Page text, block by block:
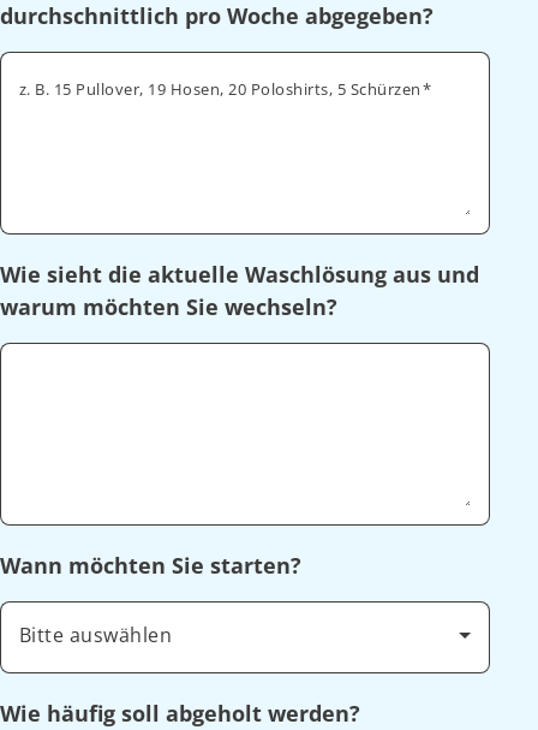
durchschnittlich pro Woche abgegeben?
z. B. 15 Pullover, 19 Hosen, 20 Poloshirts, 5 Schürzen
Wie sieht die aktuelle Waschlösung aus und
warum möchten Sie wechseln?
Wann möchten Sie starten?
Bitte auswählen
Wie häufig soll abgeholt werden?